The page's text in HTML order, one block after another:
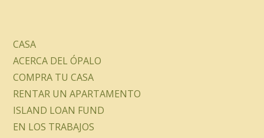
CASA
ACERCA DEL ÓPALO
COMPRA TU CASA
RENTAR UN APARTAMENTO
ISLAND LOAN FUND
EN LOS TRABAJOS